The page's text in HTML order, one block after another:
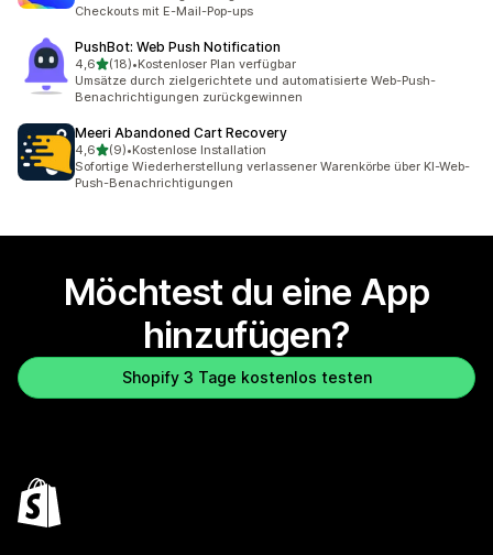
Checkouts mit E-Mail-Pop-ups
PushBot: Web Push Notification
4,6von 5 Sternen
(18)
18 Rezensionen insgesamt
•Kostenloser Plan verfügbar
Umsätze durch zielgerichtete und automatisierte Web-Push-
Benachrichtigungen zurückgewinnen
Meeri Abandoned Cart Recovery
4,6von 5 Sternen
(9)
9 Rezensionen insgesamt
•Kostenlose Installation
Sofortige Wiederherstellung verlassener Warenkörbe über KI-Web-
Push-Benachrichtigungen
Möchtest du eine App
hinzufügen?
Shopify 3 Tage kostenlos testen